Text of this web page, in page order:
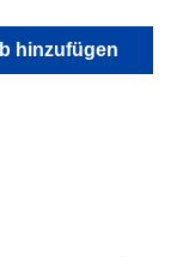
hinzufügen